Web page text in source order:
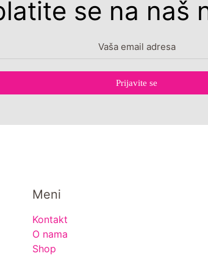
se na naš
Prijavite se
Meni
Kontakt
O nama
Shop